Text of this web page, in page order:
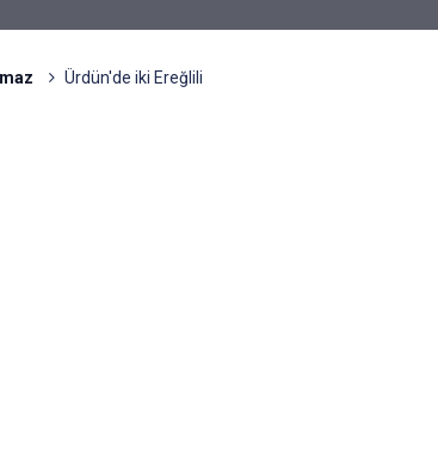
Ürdün'de iki Ereğlili